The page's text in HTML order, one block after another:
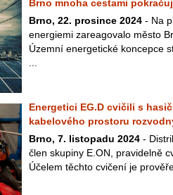
Brno mnoha cestami
Brno, 22. prosince 2024 - Na
energiemi zareagovalo město
Územní energetické koncepce
Energetici EG.D cvičili s
kabelového prostoru
Brno, 7. listopadu 2024 -
člen skupiny E.ON, pravidelně
Účelem těchto cvičení je